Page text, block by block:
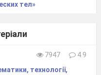
тел»
7947
4.9
технології,